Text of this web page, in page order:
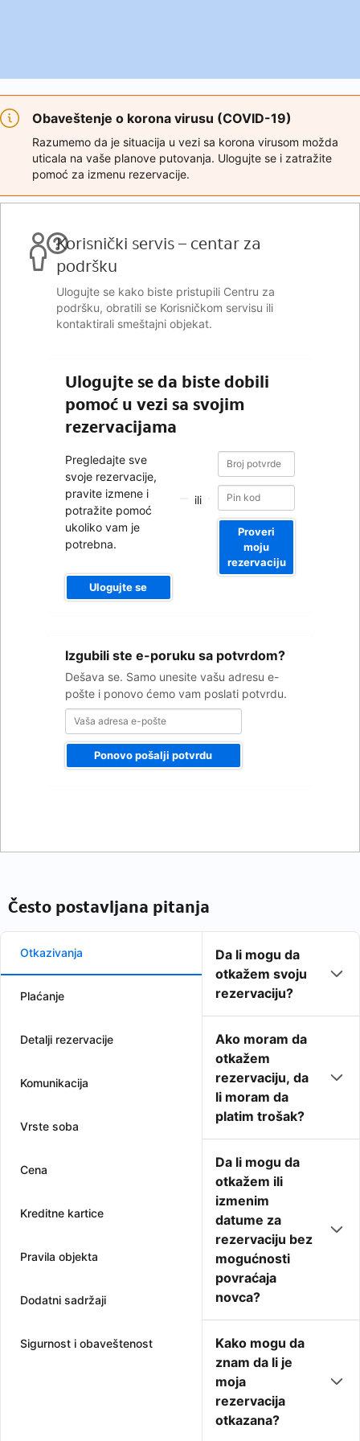
Obaveštenje o korona virusu (COVID-19)
Razumemo da je situacija u vezi sa korona virusom možda
uticala na vaše planove putovanja. Ulogujte se i zatražite
pomoć za izmenu rezervacije.
Korisnički servis – centar za
podršku
Ulogujte se kako biste pristupili Centru za
podršku, obratili se Korisničkom servisu ili
kontaktirali smeštajni objekat.
Ulogujte se da biste dobili
pomoć u vezi sa svojim
rezervacijama
Pregledajte sve
svoje rezervacije,
pravite izmene i
potražite pomoć
ukoliko vam je
potrebna.
Ulogujte se
ili
Broj
potvrde
Broj
potvrde
Proveri
moju
rezervaciju
Izgubili ste e-poruku sa potvrdom?
Dešava se. Samo unesite vašu adresu e-
pošte i ponovo ćemo vam poslati potvrdu.
adresa
pošte
Ponovo pošalji potvrdu
Često postavljana pitanja
Otkazivanja
Plaćanje
Detalji rezervacije
Komunikacija
Vrste soba
Cena
Kreditne kartice
Pravila objekta
Dodatni sadržaji
Sigurnost i obaveštenost
Da li mogu da
otkažem svoju
rezervaciju?
Ako moram da
otkažem
rezervaciju, da
li moram da
platim trošak?
Da li mogu da
otkažem ili
izmenim
datume za
rezervaciju bez
mogućnosti
povraćaja
novca?
Kako mogu da
znam da li je
moja
rezervacija
otkazana?